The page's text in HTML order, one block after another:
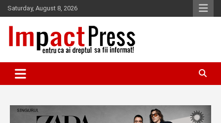
Skip
to
content
Saturday, August 8, 2026
IMPACTPRESS